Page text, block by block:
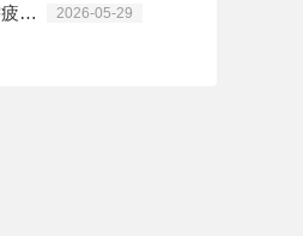
生意社：成本托底&供需疲软博弈 PVC陷入僵持行情 2026-05-29